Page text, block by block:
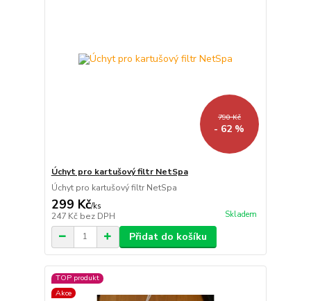
790 Kč
- 62 %
Úchyt pro kartušový filtr NetSpa
Úchyt pro kartušový filtr NetSpa
299 Kč/ks
247 Kč bez DPH Skladem
Přidat do košíku
TOP produkt
Akce